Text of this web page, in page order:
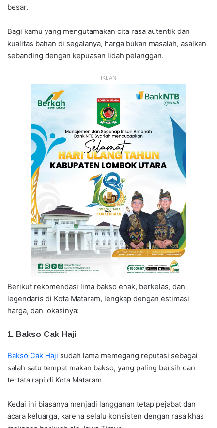
besar.
Bagi kamu yang mengutamakan cita rasa autentik dan
kualitas bahan di segalanya, harga bukan masalah, asalkan
sebanding dengan kepuasan lidah pelanggan.
IKLAN
Berikut rekomendasi lima bakso enak, berkelas, dan
legendaris di Kota Mataram, lengkap dengan estimasi
harga, dan lokasinya:
1. Bakso Cak Haji
Bakso Cak Haji sudah lama memegang reputasi sebagai
salah satu tempat makan bakso, yang paling bersih dan
tertata rapi di Kota Mataram.
Kedai ini biasanya menjadi langganan tetap pejabat dan
acara keluarga, karena selalu konsisten dengan rasa khas